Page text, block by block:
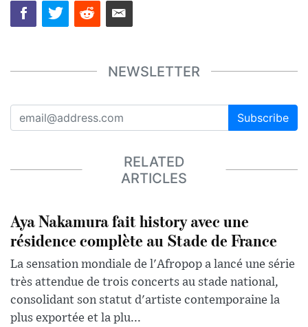
NEWSLETTER
Subscribe
RELATED
ARTICLES
Aya Nakamura fait history avec une
résidence complète au Stade de France
La sensation mondiale de l'Afropop a lancé une série
très attendue de trois concerts au stade national,
consolidant son statut d'artiste contemporaine la
plus exportée et la plu...